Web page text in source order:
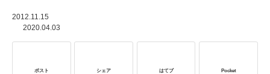
2012.11.15
2020.04.03
ポスト シェア はてブ Pocket